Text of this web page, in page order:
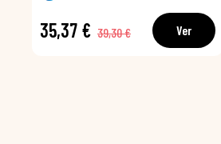
35,37 € 39,30 € Ver